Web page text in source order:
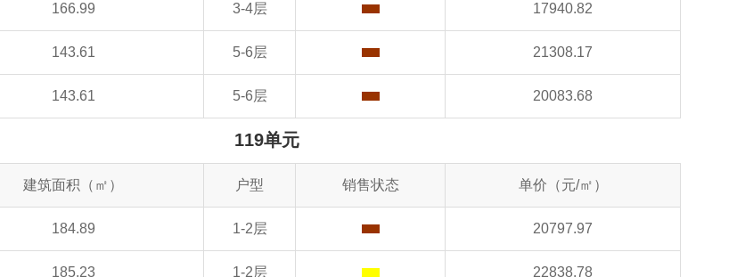
166.99 3-4层 17940.82
143.61 5-6层 21308.17
143.61 5-6层 20083.68
119单元
建筑面积（㎡） 户型 销售状态 单价（元/㎡）
184.89 1-2层 20797.97
185.23 1-2层 22838.78